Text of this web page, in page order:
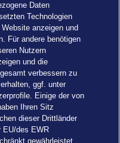
Daten
Technologien
anzeigen und
Für andere benötigen
Nutzern
und die
verbessern zu
ggf. unter
Einige der von
Ihren Sitz
dieser Drittländer
EU/des EWR
gewährleistet